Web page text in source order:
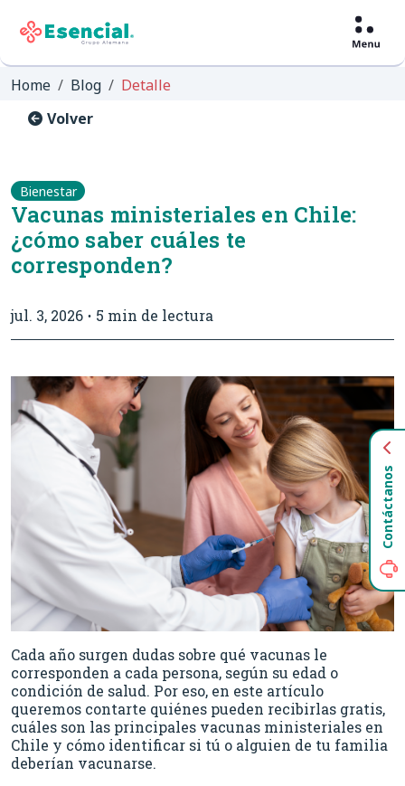
Contáctanos
Home Blog
Detalle
Volver
Bienestar
Vacunas ministeriales en Chile:
¿cómo saber cuáles te
corresponden?
jul. 3, 2026 5 min de lectura
Cada año surgen dudas sobre qué vacunas le
corresponden a cada persona, según su edad o
condición de salud. Por eso, en este artículo
queremos contarte quiénes pueden recibirlas gratis,
cuáles son las principales vacunas ministeriales en
Chile y cómo identificar si tú o alguien de tu familia
deberían vacunarse.